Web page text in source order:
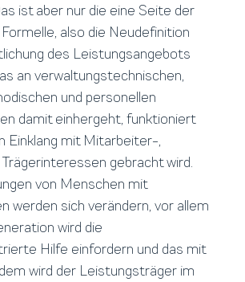
ist aber nur die eine Seite der
also die Neudefinition
des Leistungsangebots
an verwaltungstechnischen,
und personellen
damit einhergeht, funktioniert
Einklang mit Mitarbeiter-,
gebracht wird.
von Menschen mit
werden sich verändern, vor allem
wird die
Hilfe einfordern und das mit
wird der Leistungsträger im